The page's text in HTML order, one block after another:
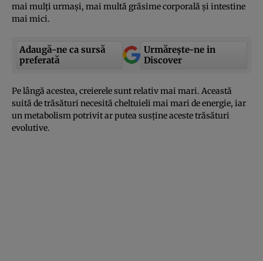
mai mulţi urmaşi, mai multă grăsime corporală şi intestine
mai mici.
Adaugă-ne ca sursă
preferată
Urmărește-ne in
Discover
Pe lângă acestea, creierele sunt relativ mai mari. Această
suită de trăsături necesită cheltuieli mai mari de energie, iar
un metabolism potrivit ar putea susţine aceste trăsături
evolutive.